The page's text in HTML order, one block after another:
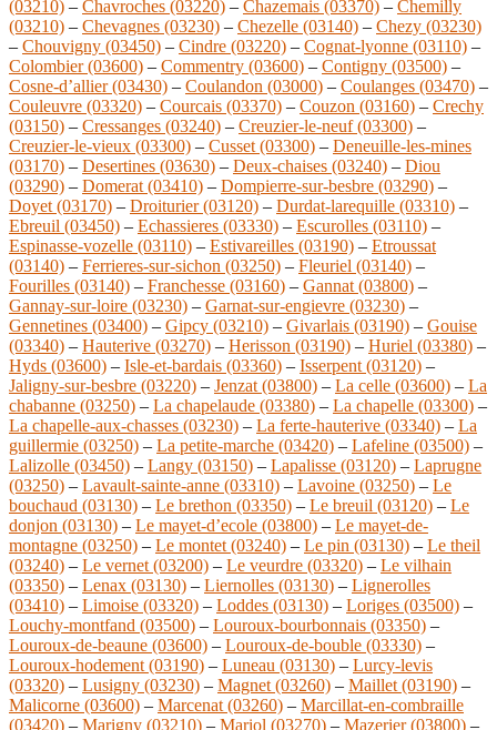
(03210) – Chavroches (03220) – Chazemais (03370) – Chemilly
(03210) – Chevagnes (03230) – Chezelle (03140) – Chezy (03230)
– Chouvigny (03450) – Cindre (03220) – Cognat-lyonne (03110) –
Colombier (03600) – Commentry (03600) – Contigny (03500) –
Cosne-d’allier (03430) – Coulandon (03000) – Coulanges (03470) –
Couleuvre (03320) – Courcais (03370) – Couzon (03160) – Crechy
(03150) – Cressanges (03240) – Creuzier-le-neuf (03300) –
Creuzier-le-vieux (03300) – Cusset (03300) – Deneuille-les-mines
(03170) – Desertines (03630) – Deux-chaises (03240) – Diou
(03290) – Domerat (03410) – Dompierre-sur-besbre (03290) –
Doyet (03170) – Droiturier (03120) – Durdat-larequille (03310) –
Ebreuil (03450) – Echassieres (03330) – Escurolles (03110) –
Espinasse-vozelle (03110) – Estivareilles (03190) – Etroussat
(03140) – Ferrieres-sur-sichon (03250) – Fleuriel (03140) –
Fourilles (03140) – Franchesse (03160) – Gannat (03800) –
Gannay-sur-loire (03230) – Garnat-sur-engievre (03230) –
Gennetines (03400) – Gipcy (03210) – Givarlais (03190) – Gouise
(03340) – Hauterive (03270) – Herisson (03190) – Huriel (03380) –
Hyds (03600) – Isle-et-bardais (03360) – Isserpent (03120) –
Jaligny-sur-besbre (03220) – Jenzat (03800) – La celle (03600) – La
chabanne (03250) – La chapelaude (03380) – La chapelle (03300) –
La chapelle-aux-chasses (03230) – La ferte-hauterive (03340) – La
guillermie (03250) – La petite-marche (03420) – Lafeline (03500) –
Lalizolle (03450) – Langy (03150) – Lapalisse (03120) – Laprugne
(03250) – Lavault-sainte-anne (03310) – Lavoine (03250) – Le
bouchaud (03130) – Le brethon (03350) – Le breuil (03120) – Le
donjon (03130) – Le mayet-d’ecole (03800) – Le mayet-de-
montagne (03250) – Le montet (03240) – Le pin (03130) – Le theil
(03240) – Le vernet (03200) – Le veurdre (03320) – Le vilhain
(03350) – Lenax (03130) – Liernolles (03130) – Lignerolles
(03410) – Limoise (03320) – Loddes (03130) – Loriges (03500) –
Louchy-montfand (03500) – Louroux-bourbonnais (03350) –
Louroux-de-beaune (03600) – Louroux-de-bouble (03330) –
Louroux-hodement (03190) – Luneau (03130) – Lurcy-levis
(03320) – Lusigny (03230) – Magnet (03260) – Maillet (03190) –
Malicorne (03600) – Marcenat (03260) – Marcillat-en-combraille
(03420) – Marigny (03210) – Mariol (03270) – Mazerier (03800) –